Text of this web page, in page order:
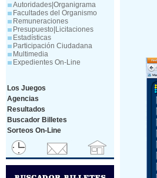
Autoridades|Organigrama
Facultades del Organismo
Remuneraciones
Presupuesto|Licitaciones
Estadísticas
Participación Ciudadana
Multimedia
Expedientes On-Line
Los Juegos
Agencias
Resultados
Buscador Billetes
Sorteos On-Line